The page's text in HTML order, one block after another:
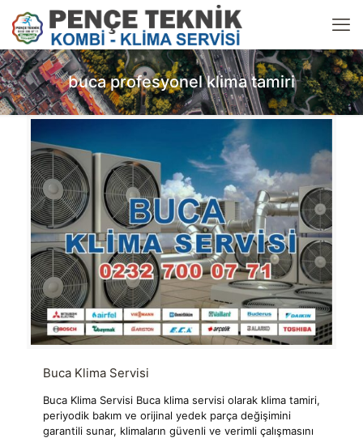
buca profesyonel klima tamiri
Buca Klima Servisi
Buca Klima Servisi Buca klima servisi olarak klima tamiri,
periyodik bakım ve orijinal yedek parça değişimini
garantili sunar, klimaların güvenli ve verimli çalışmasını